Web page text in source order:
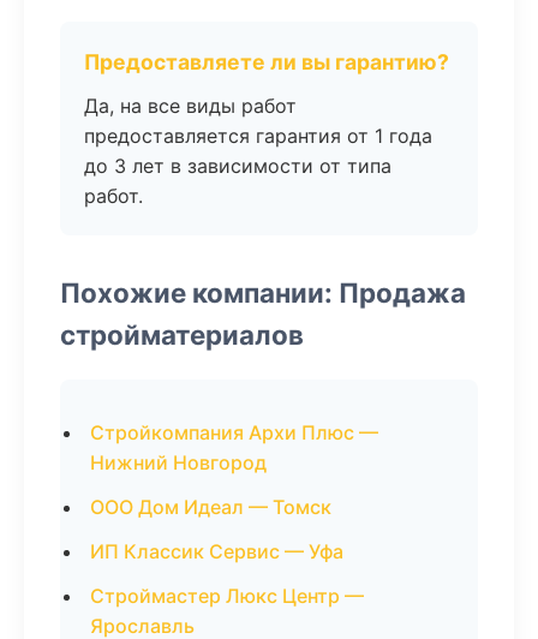
Предоставляете ли вы гарантию?
Да, на все виды работ
предоставляется гарантия от 1 года
до 3 лет в зависимости от типа
работ.
Похожие компании: Продажа
стройматериалов
Стройкомпания Архи Плюс —
Нижний Новгород
ООО Дом Идеал — Томск
ИП Классик Сервис — Уфа
Строймастер Люкс Центр —
Ярославль